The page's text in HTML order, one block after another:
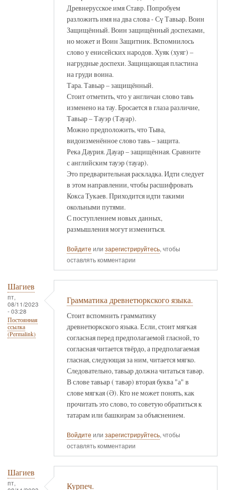
Древнерусское имя Ставр. Попробуем
разложить имя на два слова - Сү Тавьар. Воин
Защищённый. Воин защищённый доспехами,
но может и Воин Защитник. Вспомнилось
слово у енисейских народов. Хуяк (хуяг) –
нагрудные доспехи. Защищающая пластина
на груди воина.
Тара. Тавьар – защищённый.
Стоит отметить, что у англичан слово тавь
изменено на тау. Бросается в глаза различие,
Тавьар – Тауэр (Тауар).
Можно предположить, что Тыва,
видоизменённое слово тавь – защита.
Река Даурия. Дауар – защищённая. Сравните
с английским тауэр (тауар).
Это предварительная раскладка. Идти следует
в этом направлении, чтобы расшифровать
Кокса Тукаев. Приходится идти такими
окольными путями.
С поступлением новых данных,
размышления могут измениться.
Войдите или зарегистрируйтесь, чтобы
оставлять комментарии
Шагиев
пт,
08/11/2023
- 03:28
Постоянная
ссылка
(Permalink)
Грамматика древнетюркского языка.
Стоит вспомнить грамматику
древнетюркского языка. Если, стоит мягкая
согласная перед предполагаемой гласной, то
согласная читается твёрдо, а предполагаемая
гласная, следующая за ним, читается мягко.
Следовательно, тавьар должна читаться тавәр.
В слове тавьар ( тавәр) вторая буква "а" в
слове мягкая (Ә). Кто не может понять, как
прочитать это слово, то советую обратиться к
татарам или башкирам за объяснением.
Войдите или зарегистрируйтесь, чтобы
оставлять комментарии
Шагиев
пт,
Курпеч.